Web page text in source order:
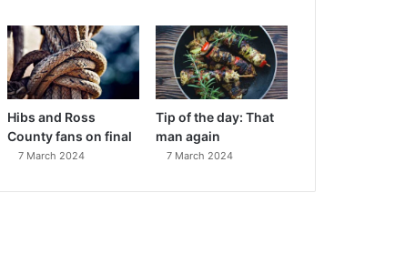
Hibs and Ross
County fans on final
7 March 2024
Tip of the day: That
man again
7 March 2024